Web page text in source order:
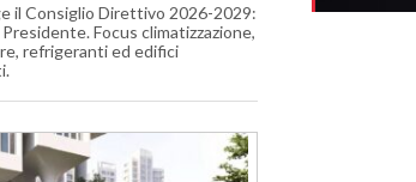
il Consiglio Direttivo 2026-2029:
Focus climatizzazione,
refrigeranti ed edifici